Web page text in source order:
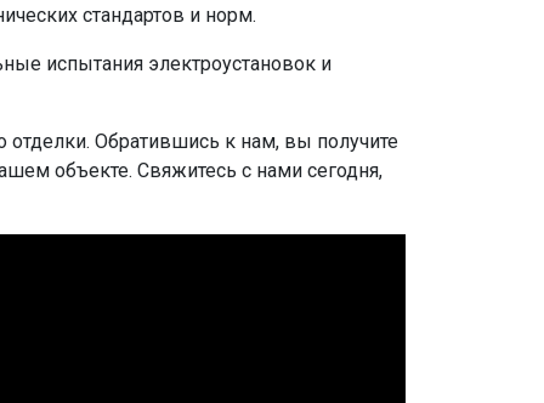
стандартов и норм.
испытания электроустановок и
отделки. Обратившись к нам, вы получите
объекте. Свяжитесь с нами сегодня,